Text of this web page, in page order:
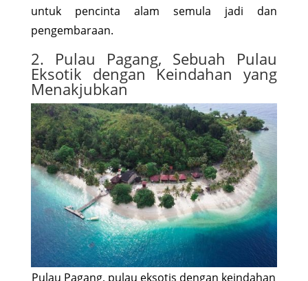
untuk pencinta alam semula jadi dan
pengembaraan.
2. Pulau Pagang, Sebuah Pulau
Eksotik dengan Keindahan yang
Menakjubkan
Pulau Pagang, pulau eksotis dengan keindahan